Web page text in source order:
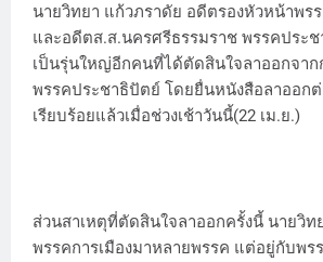
นายวิทยา แก้วภราดัย อดีตรองหัวหน้าพร
และอดีตส.ส.นครศรีธรรมราช พรรคประ
เป็นรุ่นใหญ่อีกคนที่ได้ตัดสินใจลาออกจาก
พรรคประชาธิปัตย์ โดยยื่นหนังสือลาออก
เรียบร้อยแล้วเมื่อช่วงเช้าวันนี้(22 เม.ย.)
ส่วนสาเหตุที่ตัดสินใจลาออกครั้งนี้ นายวิท
พรรคการเมืองมาหลายพรรค แต่อยู่กับพร